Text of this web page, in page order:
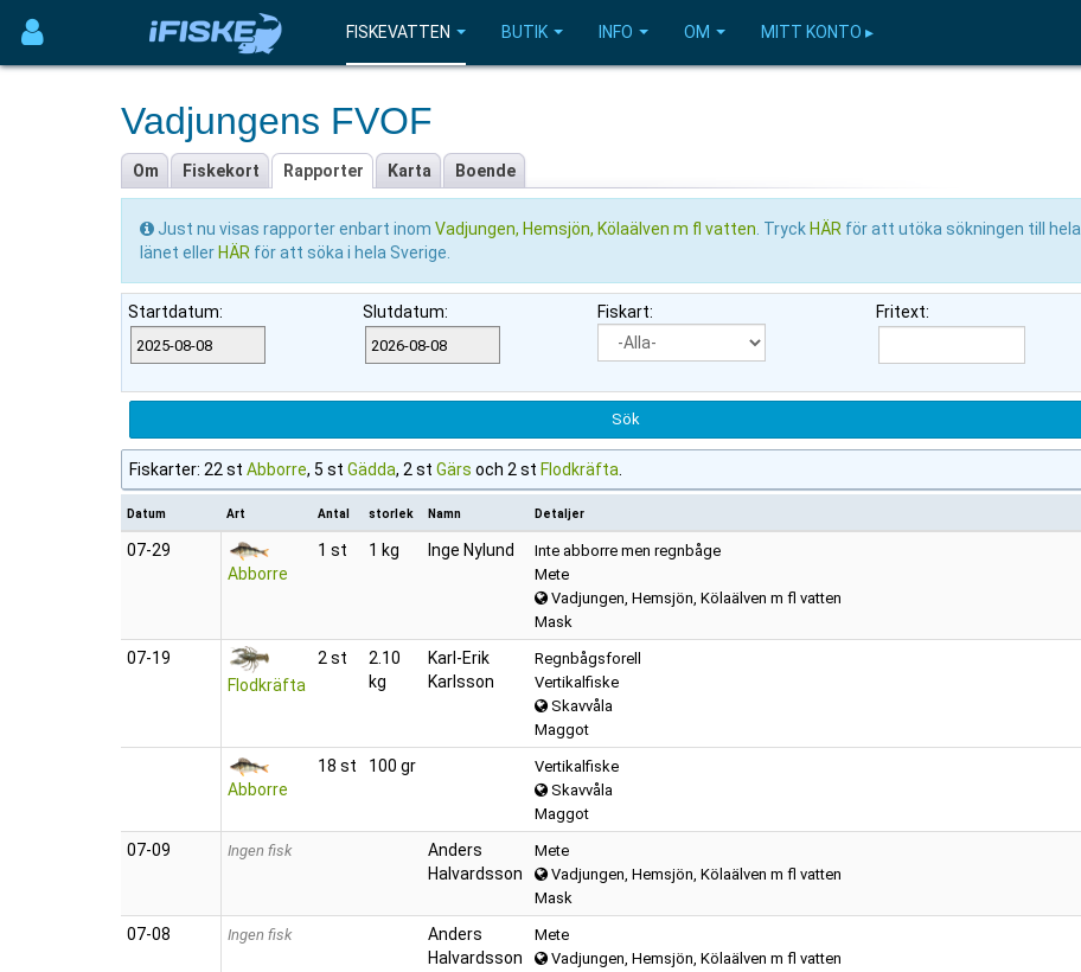
FISKEVATTEN BUTIK INFO OM MITT KONTO ▸
Vadjungens FVOF
Om Fiskekort Rapporter Karta Boende
Just nu visas rapporter enbart inom Vadjungen, Hemsjön, Kölaälven m fl vatten . Tryck HÄR för att utöka sökningen till hela
länet eller HÄR för att söka i hela Sverige.
Startdatum: Slutdatum: Fiskart: Fritext:
Fiskarter: 22 st Abborre, 5 st Gädda, 2 st Gärs och 2 st Flodkräfta
Datum Art Antal storlek Namn Detaljer
07‑29
Abborre
1 st 1 kg Inge Nylund
Inte abborre men regnbåge
Mete
Vadjungen, Hemsjön, Kölaälven m fl vatten
Mask
07‑19
Flodkräfta
2 st
2.10
kg
Karl-Erik
Karlsson
Regnbågsforell
Vertikalfiske
Skavvåla
Maggot
Abborre
18 st 100 gr
Vertikalfiske
Skavvåla
Maggot
07‑09 Ingen fisk
Anders
Halvardsson
Mete
Vadjungen, Hemsjön, Kölaälven m fl vatten
Mask
07‑08 Ingen fisk
Anders
Halvardsson
Mete
Vadjungen, Hemsjön, Kölaälven m fl vatten